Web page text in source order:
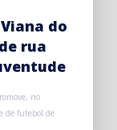
do
rua
no
de futebol de